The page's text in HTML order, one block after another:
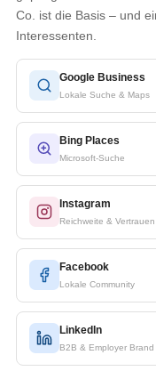
Co. ist die Basis – und
Interessenten.
Google Business
Lokale Suche & Maps
Bing Places
Microsoft-Suche
Instagram
Reichweite & Vertrauen
Facebook
Lokale Community
LinkedIn
B2B & Employer Brand